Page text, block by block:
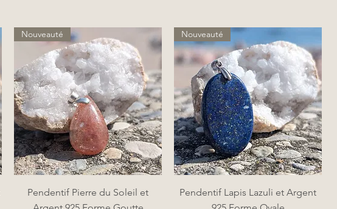
Aperçu rapide
Nouveauté
Pendentif Pierre du Soleil et
Aperçu rapide
Nouveauté
Pendentif Lapis Lazuli et Argent